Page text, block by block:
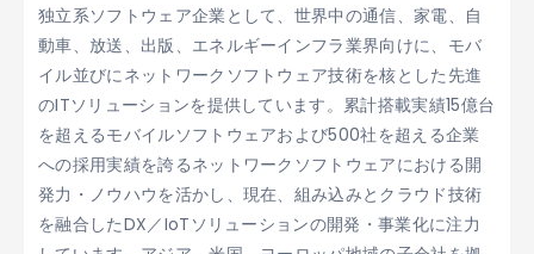
独立系ソフトウェア企業として、世界中の通信、家電、自
動車、放送、出版、エネルギーインフラ業界向けに、モバ
イル並びにネットワークソフトウェア技術を核とした先進
のITソリューションを提供しています。累計搭載実績15億台
を超えるモバイルソフトウェアおよび500社を超える企業
への採用実績を誇るネットワークソフトウェアにおける開
発力・ノウハウを活かし、現在、組み込みとクラウド技術
を融合したDX／IoTソリューションの開発・事業化に注力